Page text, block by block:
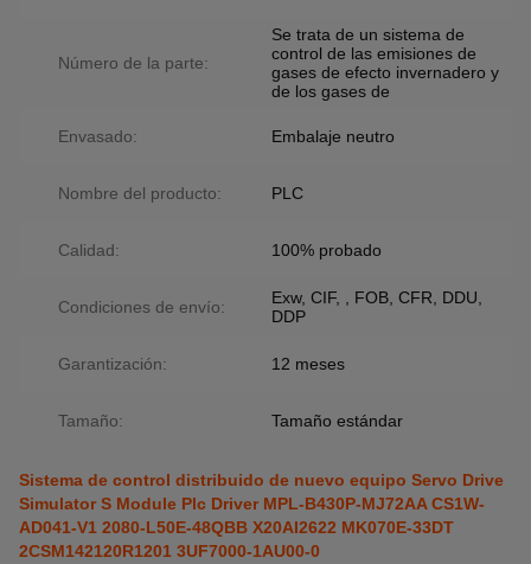
Número de la parte:
Se trata de un sistema de
control de las emisiones de
gases de efecto invernadero y
de los gases de
Envasado: Embalaje neutro
Nombre del producto: PLC
Calidad: 100% probado
Condiciones de envío:
Exw, CIF, , FOB, CFR, DDU,
DDP
Garantización: 12 meses
Tamaño: Tamaño estándar
Sistema de control distribuido de nuevo equipo Servo Drive
Simulator S Module Plc Driver MPL-B430P-MJ72AA CS1W-
AD041-V1 2080-L50E-48QBB X20AI2622 MK070E-33DT
2CSM142120R1201 3UF7000-1AU00-0